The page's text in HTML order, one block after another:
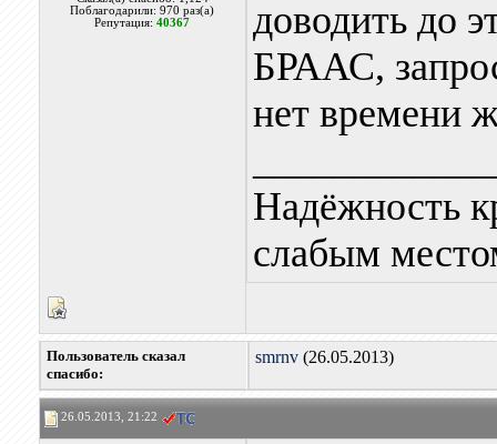
Поблагодарили: 970 раз(а)
Репутация:40367
доводить до
БРААС,
нет времени
Надёжность
слабым
Пользователь сказал
cпасибо:
smrnv(26.05.2013)
26.05.2013, 21:22